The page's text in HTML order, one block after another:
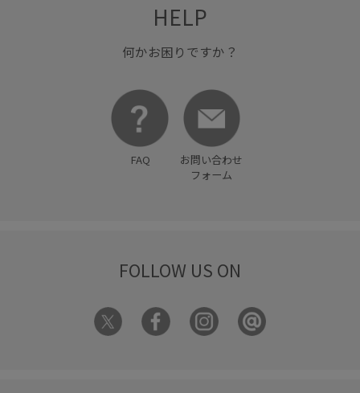
HELP
何かお困りですか？
FAQ
お問い合わせ
フォーム
FOLLOW US ON